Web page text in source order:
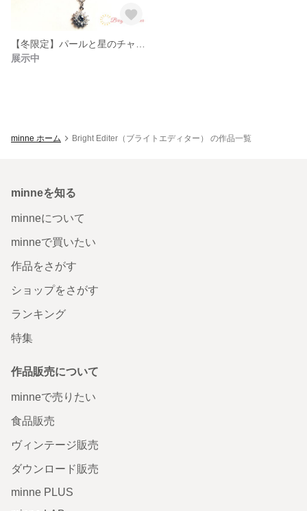
展示中
minne ホーム Bright Editer（ブライトエディター） の作品一覧
minneを知る
minneについて
minneで買いたい
作品をさがす
ショップをさがす
ランキング
特集
作品販売について
minneで売りたい
食品販売
ヴィンテージ販売
ダウンロード販売
minne PLUS